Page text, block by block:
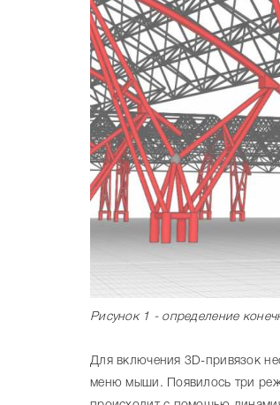
Рисунок 1 - определение
Для включения 3D-привязок
меню мыши. Появилось три